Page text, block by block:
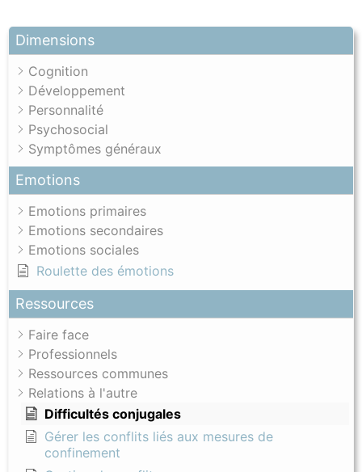
Dimensions
Cognition
Développement
Personnalité
Psychosocial
Symptômes généraux
Emotions
Emotions primaires
Emotions secondaires
Emotions sociales
Roulette des émotions
Ressources
Faire face
Professionnels
Ressources communes
Relations à l'autre
Difficultés conjugales
Gérer les conflits liés aux mesures de
confinement